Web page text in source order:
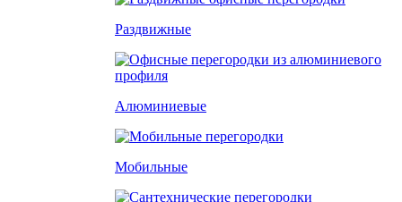
Раздвижные
Алюминиевые
Мобильные